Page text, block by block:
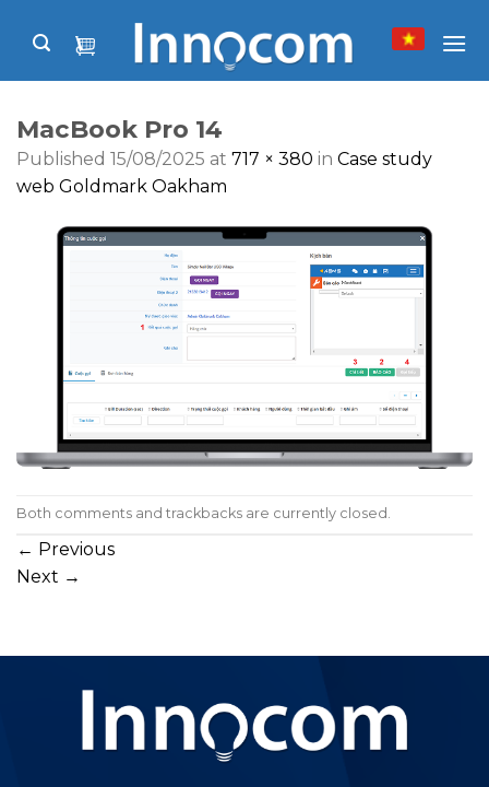
MacBook Pro 14
Published 15/08/2025 at 717 × 380 in Case study
web Goldmark Oakham
Both comments and trackbacks are currently closed.
← Previous
Next →